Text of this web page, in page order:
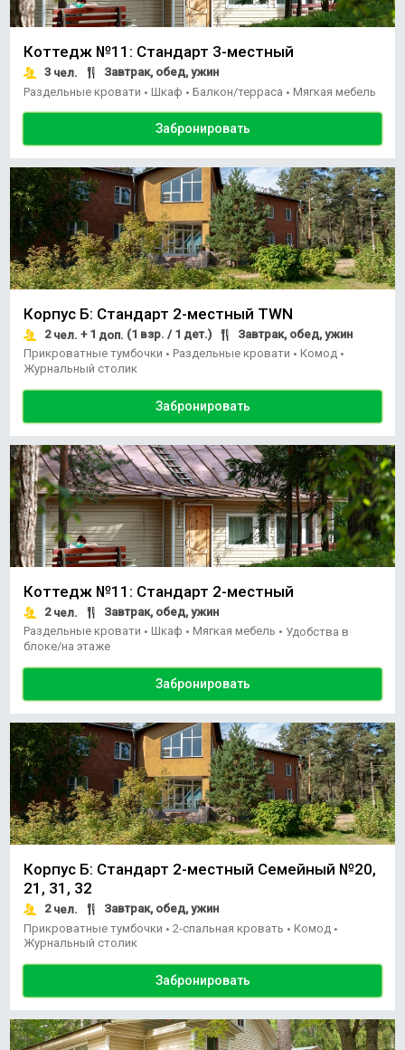
Коттедж №11: Стандарт 3-местный
3 чел.
Завтрак, обед, ужин
Раздельные кровати • Шкаф • Балкон/терраса • Мягкая мебель
Забронировать
Корпус Б: Стандарт 2-местный TWN
2чел. + 1 доп. (1 взр. / 1 дет.)
Завтрак, обед, ужин
Прикроватные тумбочки • Раздельные кровати • Комод •
Журнальный столик
Забронировать
Коттедж №11: Стандарт 2-местный
2чел.
Завтрак, обед, ужин
Раздельные кровати • Шкаф • Мягкая мебель • Удобства в
блоке/на этаже
Забронировать
Корпус Б: Стандарт 2-местный Семейный №20,
21, 31, 32
2чел.
Завтрак, обед, ужин
Прикроватные тумбочки • 2-спальная кровать • Комод •
Журнальный столик
Забронировать